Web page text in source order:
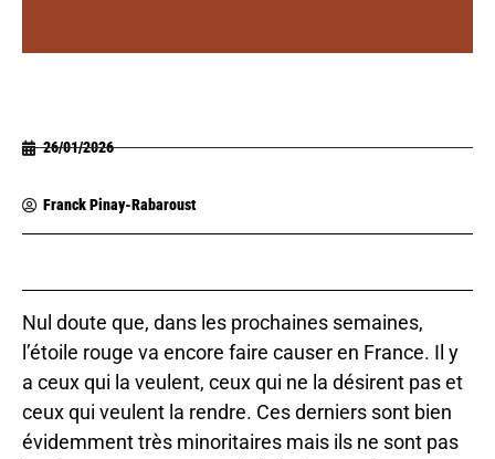
26/01/2026
Franck Pinay-Rabaroust
Nul doute que, dans les prochaines semaines,
l’étoile rouge va encore faire causer en France. Il y
a ceux qui la veulent, ceux qui ne la désirent pas et
ceux qui veulent la rendre. Ces derniers sont bien
évidemment très minoritaires mais ils ne sont pas